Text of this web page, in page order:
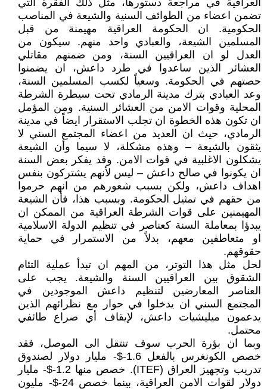
العراقية في مراجعة دستورها، مثل ذلك الفقرة التي
تضمن اعضاء من الطوائف السنية والشيعة في المناصب
الحكومية. ان الحكومة العراقية مهيمنة من قبل
المسلمين الشيعة، والعبادي واحد منهم. سيكون من
العدل لو ان العراقيين السنة، ومن ضمنهم مقاتلي
العشائر الذين ساعدوا في طرد داعش، ان يضمنوا
حصتهم في الحكومة. وسعياً لكسب المسلمين السنة،
وعد العبادي بترك مدينة الرمادي تحت سيطرة الشرطة
المحلية وقوات الامن من العشائر السنية. ومن المؤمل
ان تكون هذه الخطوة ان تجلب الاستقرار ايضاً في مدينة
الرمادي، حيث ان العديد من اعضاء المجتمع السني لا
يثقون بالشيعة – وهذه مشكلة، لا سيما وأن الشيعة
يشكلون الاغلبية في قوات الامن. وقد يفكر بعض السنة
ان يكونوا في صالح داعش – ليس لأنهم يشتركون بنفس
اهداف داعش، ولكن بسبب شعورهم من انهم حرموا
من حقهم في تمثيل الحكومة. وبسبب هذا، فأن الشيعة
المهيمنين على قوات الشرطة العراقية من الممكن ان
يبدؤا بمعاملة السنة كعناصر في تنظيم الدولة الاسلامية
او متعاطفين معهم، بدلاً من الاستمرار في حماية
حقوقهم.
لحل مثل هذا التوتر، من المهم ان تبدأ عملية التئام
الشقوق بين العراقيين السنة والشيعة. يجب على
العناصر المعارضين لتنظيم داعش الموجودين في
المجتمع السني ان يدخلوا في حوار مع نظرائهم الذين
يدعمون ميليشيات داعش، لإيقاف أي صراع طائفي
محتمل.
وبما ان بؤرة الحرب سوف تنتقل الى الموصل، فقد
خصص الكونغرس بالفعل 1.6-$- مليار دولار لصندوق
تدريب وتجهيز العراق (ITEF). خصص منها 1.2-$- مليار
دولار لقوات الامن العراقية، بينما خصص 24-$- مليون